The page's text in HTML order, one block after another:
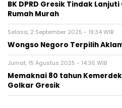
BK DPRD Gresik Tindak
Rumah Murah
Selasa, 2 September 2025 - 19:34 WIB
Wongso Negoro Terpilih
Jumat, 15 Agustus 2025 - 14:36 WIB
Memaknai 80 tahun
Golkar Gresik